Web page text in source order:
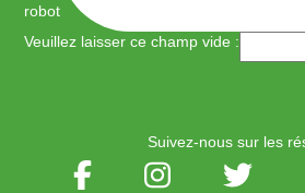
robot
Veuillez laisser ce champ vide :
Suivez-nous sur les